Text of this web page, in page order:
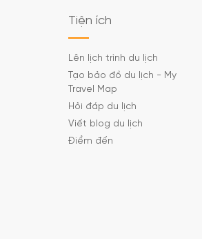
Tiện ích
Lên lịch trình du lịch
Tạo bảo đồ du lịch - My
Travel Map
Hỏi đáp du lịch
Viết blog du lịch
Điểm đến